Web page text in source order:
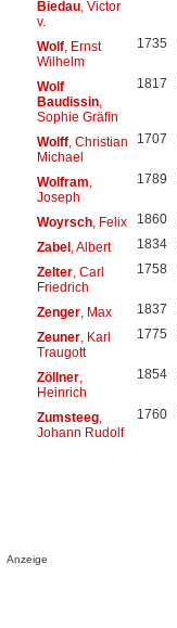
Biedau, Victor
v.
Wolf, Ernst
Wilhelm
1735
Wolf
Baudissin,
Sophie Gräfin
1817
Wolff, Christian
Michael
1707
Wolfram
Joseph
1789
Woyrsch, Felix 1860
Zabel, Albert 1834
Zelter, Carl
Friedrich
1758
Zenger, Max 1837
Zeuner, Karl
Traugott
1775
Zöllner,
Heinrich
1854
Zumsteeg,
Johann Rudolf
1760
Anzeige